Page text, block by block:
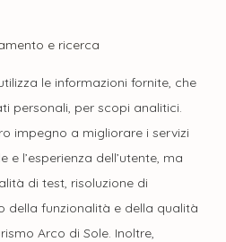
e ricerca
le informazioni fornite, che
personali, per scopi analitici.
impegno a migliorare i servizi
e l’esperienza dell’utente, ma
di test, risoluzione di
della funzionalità e della qualità
Arco di Sole. Inoltre,